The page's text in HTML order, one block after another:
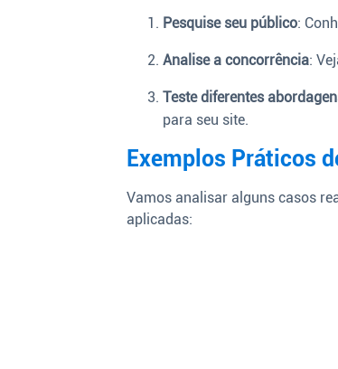
Pesquise seu público:
Analise a concorrência:
Teste diferentes
para seu site.
Exemplos Práticos
Vamos analisar alguns casos
aplicadas: